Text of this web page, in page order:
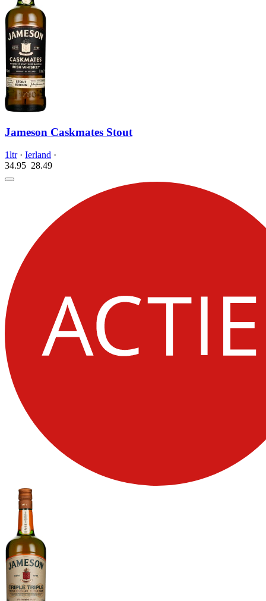
Jameson Caskmates Stout
1ltr· Ierland ·
34.95 28.49